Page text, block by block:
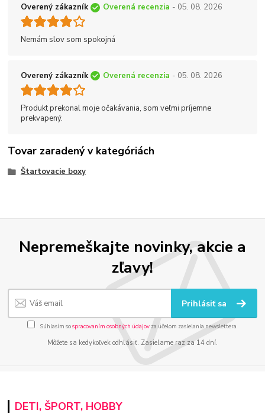
Overený zákazník Overená recenzia - 05. 08. 2026
Nemám slov som spokojná
Overený zákazník Overená recenzia - 05. 08. 2026
Produkt prekonal moje očakávania, som veľmi príjemne
prekvapený.
Tovar zaradený v kategóriách
Štartovacie boxy
Nepremeškajte novinky, akcie a
zľavy!
Prihlásiť sa
Súhlasím sospracovaním osobných údajov za účelom zasielania newslettera.
Môžete sa kedykoľvek odhlásiť. Zasielame raz za 14 dní.
DETI, ŠPORT, HOBBY